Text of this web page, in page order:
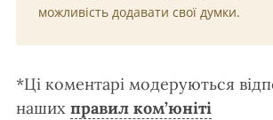
можливість додавати свої думки.
*Ці коментарі модеруються
наших правил ком’юніті